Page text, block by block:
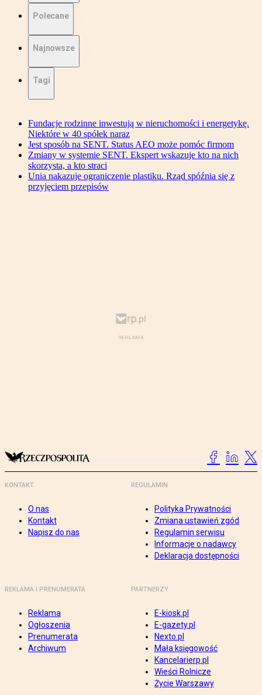
Polecane
Najnowsze
Tagi
Fundacje rodzinne inwestują w nieruchomości i energetykę.
Niektóre w 40 spółek naraz
Jest sposób na SENT. Status AEO może pomóc firmom
Zmiany w systemie SENT. Ekspert wskazuje kto na nich
skorzysta, a kto straci
Unia nakazuje ograniczenie plastiku. Rząd spóźnia się z
przyjęciem przepisów
KONTAKT
O nas
Kontakt
Napisz do nas
REGULAMIN
Polityka Prywatności
Zmiana ustawień zgód
Regulamin serwisu
Informacje o nadawcy
Deklaracja dostępności
REKLAMA I PRENUMERATA
Reklama
Ogłoszenia
Prenumerata
Archiwum
PARTNERZY
E-kiosk.pl
E-gazety.pl
Nexto.pl
Mała księgowość
Kancelarierp.pl
Wieści Rolnicze
Życie Warszawy